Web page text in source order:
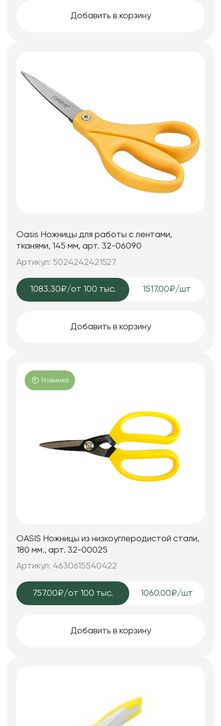
Добавить в корзину
Oasis Ножницы для работы с лентами,
тканями, 145 мм, арт. 32-06090
Артикул: 5024242421527
1083.30₽/от 100 тыс. 1517.00₽/шт
Добавить в корзину
Новинка
OASIS Ножницы из низкоуглеродистой стали,
180 мм., арт. 32-00025
Артикул: 4630615540422
757.00₽/от 100 тыс. 1060.00₽/шт
Добавить в корзину